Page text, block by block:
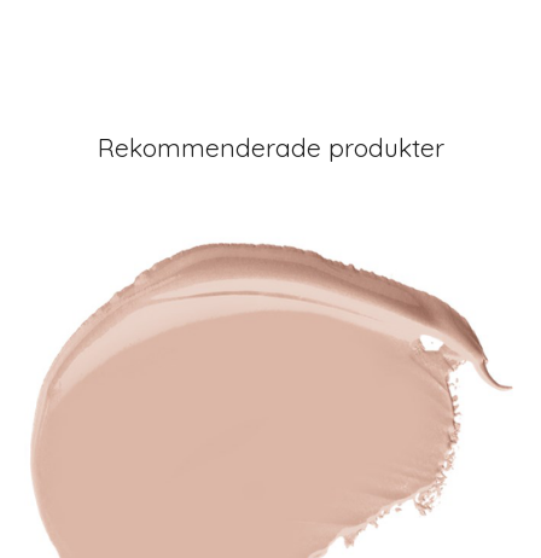
Rekommenderade produkter